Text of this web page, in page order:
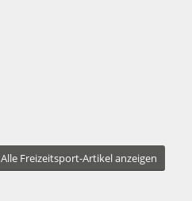
Alle Freizeitsport-Artikel anzeigen